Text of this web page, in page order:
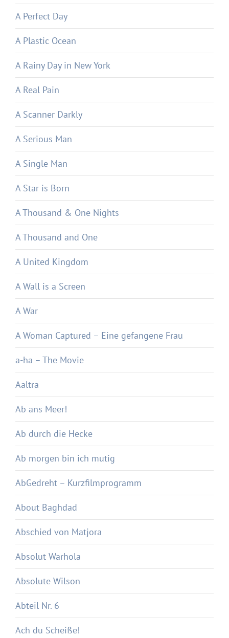
A Perfect Day
A Plastic Ocean
A Rainy Day in New York
A Real Pain
A Scanner Darkly
A Serious Man
A Single Man
A Star is Born
A Thousand & One Nights
A Thousand and One
A United Kingdom
A Wall is a Screen
A War
A Woman Captured – Eine gefangene Frau
a-ha – The Movie
Aaltra
Ab ans Meer!
Ab durch die Hecke
Ab morgen bin ich mutig
AbGedreht – Kurzfilmprogramm
About Baghdad
Abschied von Matjora
Absolut Warhola
Absolute Wilson
Abteil Nr. 6
Ach du Scheiße!